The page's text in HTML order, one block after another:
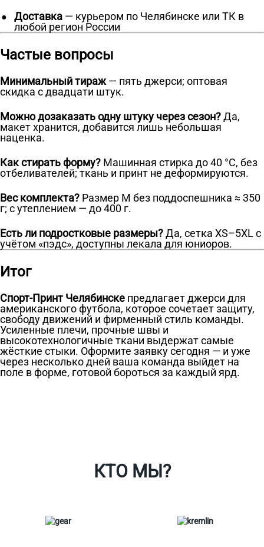
Доставка — курьером по Челябинске или ТК в
любой регион России
Частые вопросы
Минимальный тираж — пять джерси; оптовая
скидка с двадцати штук.
Можно дозаказать одну штуку через сезон?Да,
макет хранится, добавится лишь небольшая
наценка.
Как стирать форму? Машинная стирка до 40 °C, без
отбеливателей; ткань и принт не деформируются.
Вес комплекта? Размер M без поддоспешника ≈ 350
г; с утеплением — до 400 г.
Есть ли подростковые размеры?Да, сетка XS–5XL с
учётом «пэдс», доступны лекала для юниоров.
Итог
Спорт-Принт Челябинске предлагает джерси для
американского футбола, которое сочетает защиту,
свободу движений и фирменный стиль команды.
Усиленные плечи, прочные швы и
высокотехнологичные ткани выдержат самые
жёсткие стыки. Оформите заявку сегодня — и уже
через несколько дней ваша команда выйдет на
поле в форме, готовой бороться за каждый ярд.
КТО МЫ?